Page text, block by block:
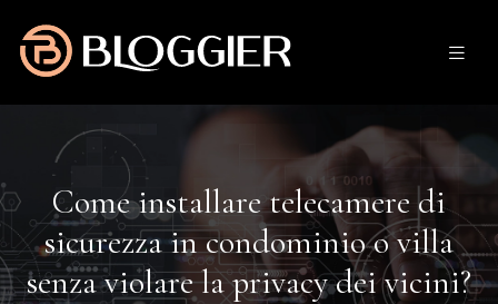
Come installare telecamere di
sicurezza in condominio o villa
senza violare la privacy dei vicini?